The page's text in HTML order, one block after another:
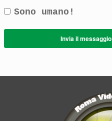
Sono umano!
Invia il messaggio